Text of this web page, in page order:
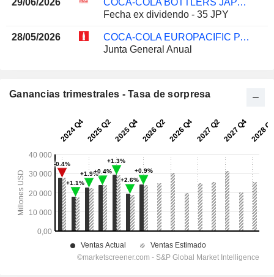
Fecha ex dividendo - 35 JPY
28/05/2026
COCA-COLA EUROPACIFIC PARTNERS PLC
Junta General Anual
Ganancias trimestrales - Tasa de sorpresa